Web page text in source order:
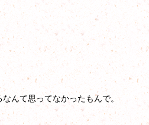
んて思ってなかったもんで。